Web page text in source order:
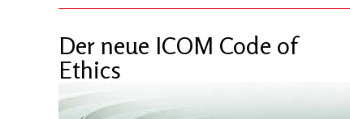
Der neue ICOM Code of
Ethics